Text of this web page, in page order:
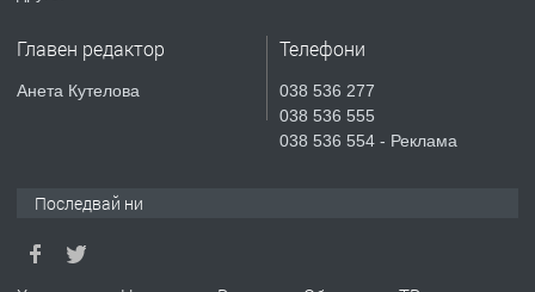
СГЛОБЯВАНЕ НА МЕБЕЛИ.
Главен редактор
Анета Кутелова
Телефони
038 536 277
038 536 555
038 536 554 - Реклама
Последвай ни